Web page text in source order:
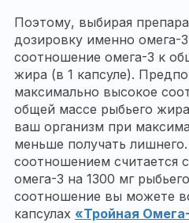
Поэтому, выбирая
дозировку именно омега-
соотношение омега-3 к
жира (в 1 капсуле).
максимально высокое
общей массе рыбьего
ваш организм при
меньше получать
соотношением считается
омега-3 на 1300 мг
соотношение вы можете
капсулах «Тройная